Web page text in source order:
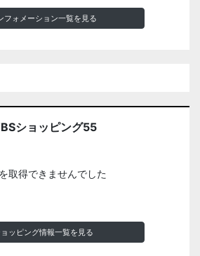
フォメーション一覧を見る
ショッピング55
取得できませんでした
ッピング情報一覧を見る